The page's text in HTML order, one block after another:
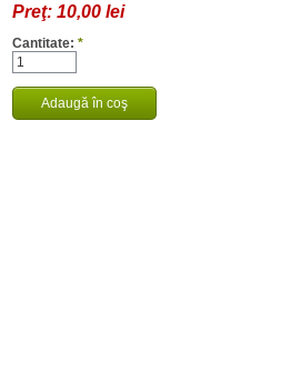
Preţ: 10,00 lei
Cantitate: *